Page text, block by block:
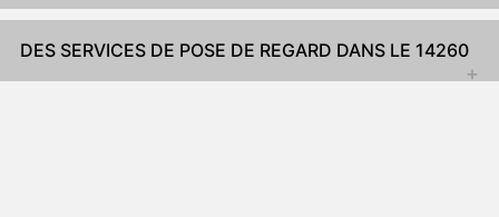
DES SERVICES DE POSE DE REGARD DANS LE 14260